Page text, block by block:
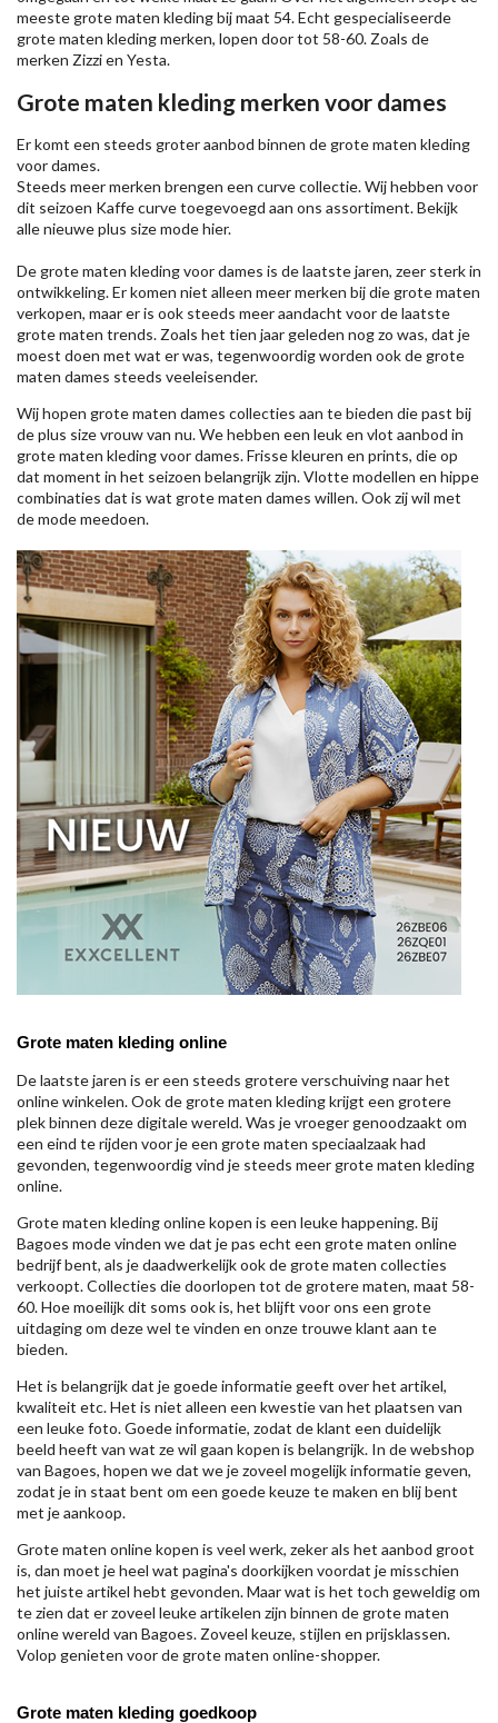
meeste grote maten kleding bij maat 54. Echt gespecialiseerde
grote maten kleding merken, lopen door tot 58-60. Zoals de
merken Zizzien Yesta.
Grote maten kleding merken voor dames
Er komt een steeds groter aanbod binnen de grote maten kleding
voor dames.
Steeds meer merken brengen een curve collectie. Wij hebben voor
dit seizoen Kaffecurve toegevoegd aan ons assortiment. Bekijk
alle nieuweplus size modehier.
De grote maten kleding voor dames is de laatste jaren, zeer sterk in
ontwikkeling. Er komen niet alleen meer merken bij die grote maten
verkopen, maar er is ook steeds meer aandacht voor de laatste
grote maten trends. Zoals het tien jaar geleden nog zo was, dat je
moest doen met wat er was, tegenwoordig worden ook de grote
maten dames steeds veeleisender.
Wij hopen grote maten dames collecties aan te bieden die past bij
de plus size vrouw van nu. We hebben een leuk en vlot aanbod in
grote maten kleding voor dames. Frisse kleuren en prints, die op
dat moment in het seizoen belangrijk zijn. Vlotte modellen en hippe
combinaties dat is wat grote maten dames willen. Ook zij wil met
de mode meedoen.
Grote maten kleding online
De laatste jaren is er een steeds grotere verschuiving naar het
online winkelen. Ook de grote maten kleding krijgt een grotere
plek binnen deze digitale wereld. Was je vroeger genoodzaakt om
een eind te rijden voor je een grote maten speciaalzaak had
gevonden, tegenwoordig vind je steeds meer grote maten kleding
online.
Grote maten kleding online kopen is een leuke happening. Bij
Bagoes mode vinden we dat je pas echt een grote maten online
bedrijf bent, als je daadwerkelijk ook de grote maten collecties
verkoopt. Collecties die doorlopen tot de grotere maten, maat 58-
60. Hoe moeilijk dit soms ook is, het blijft voor ons een grote
uitdaging om deze wel te vinden en onze trouwe klant aan te
bieden.
Het is belangrijk dat je goede informatie geeft over het artikel,
kwaliteit etc. Het is niet alleen een kwestie van het plaatsen van
een leuke foto. Goede informatie, zodat de klant een duidelijk
beeld heeft van wat ze wil gaan kopen is belangrijk. In de webshop
van Bagoes, hopen we dat we je zoveel mogelijk informatie geven,
zodat je in staat bent om een goede keuze te maken en blij bent
met je aankoop.
Grote maten online kopen is veel werk, zeker als het aanbod groot
is, dan moet je heel wat pagina's doorkijken voordat je misschien
het juiste artikel hebt gevonden. Maar wat is het toch geweldig om
te zien dat er zoveel leuke artikelen zijn binnen de grote maten
online wereld van Bagoes. Zoveel keuze, stijlen en prijsklassen.
Volop genieten voor de grote maten online-shopper.
Grote maten kleding goedkoop